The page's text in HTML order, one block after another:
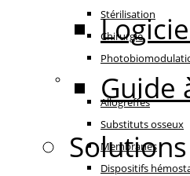
Stérilisation
Chirurgie
Régénération
Allogreffes
Substituts osseux
Membranes
Dispositifs
Guide